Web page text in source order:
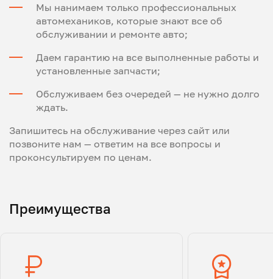
Мы нанимаем только профессиональных
автомехаников, которые знают все об
обслуживании и ремонте авто;
Даем гарантию на все выполненные работы и
установленные запчасти;
Обслуживаем без очередей — не нужно долго
ждать.
Запишитесь на обслуживание через сайт или
позвоните нам — ответим на все вопросы и
проконсультируем по ценам.
Преимущества